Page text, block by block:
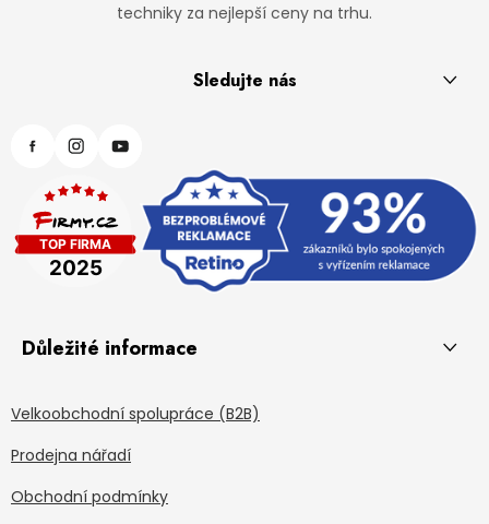
techniky za nejlepší ceny na trhu.
Sledujte nás
Důležité informace
Velkoobchodní spolupráce (B2B)
Prodejna nářadí
Obchodní podmínky